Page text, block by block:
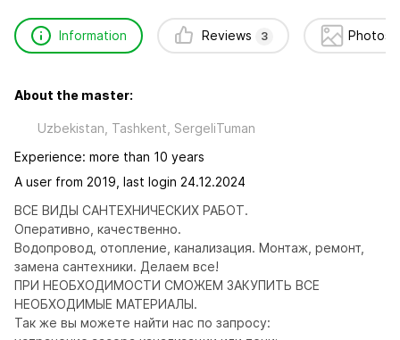
Information Reviews 3 Photos
About the master:
Uzbekistan, Tashkent, SergeliTuman
Experience: more than 10 years
A user from 2019, last login 24.12.2024
ВСЕ ВИДЫ САНТЕХНИЧЕСКИХ РАБОТ.
Оперативно, качественно.
Водопровод, отопление, канализация. Монтаж, ремонт,
замена сантехники. Делаем все!
ПРИ НЕОБХОДИМОСТИ СМОЖЕМ ЗАКУПИТЬ ВСЕ
НЕОБХОДИМЫЕ МАТЕРИАЛЫ.
Так же вы можете найти нас по запросу: